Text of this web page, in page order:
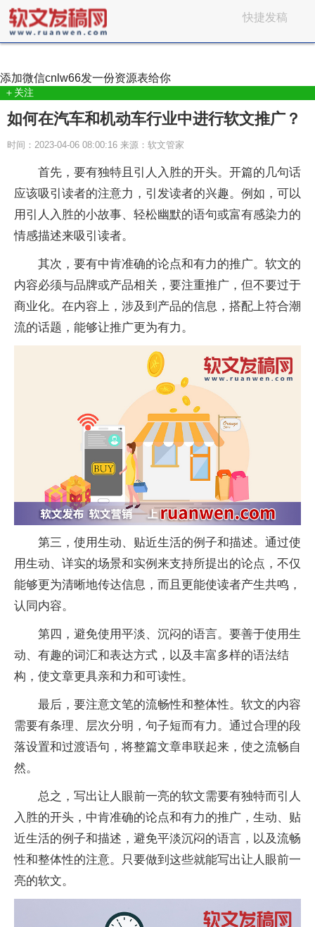
快捷发稿
添加微信cnlw66发一份资源表给你
＋关注
如何在汽车和机动车行业中进行软文推广？
时间：2023-04-06 08:00:16 来源：软文管家
首先，要有独特且引人入胜的开头。开篇的几句话
应该吸引读者的注意力，引发读者的兴趣。例如，可以
用引人入胜的小故事、轻松幽默的语句或富有感染力的
情感描述来吸引读者。
其次，要有中肯准确的论点和有力的推广。软文的
内容必须与品牌或产品相关，要注重推广，但不要过于
商业化。在内容上，涉及到产品的信息，搭配上符合潮
流的话题，能够让推广更为有力。
第三，使用生动、贴近生活的例子和描述。通过使
用生动、详实的场景和实例来支持所提出的论点，不仅
能够更为清晰地传达信息，而且更能使读者产生共鸣，
认同内容。
第四，避免使用平淡、沉闷的语言。要善于使用生
动、有趣的词汇和表达方式，以及丰富多样的语法结
构，使文章更具亲和力和可读性。
最后，要注意文笔的流畅性和整体性。软文的内容
需要有条理、层次分明，句子短而有力。通过合理的段
落设置和过渡语句，将整篇文章串联起来，使之流畅自
然。
总之，写出让人眼前一亮的软文需要有独特而引人
入胜的开头，中肯准确的论点和有力的推广，生动、贴
近生活的例子和描述，避免平淡沉闷的语言，以及流畅
性和整体性的注意。只要做到这些就能写出让人眼前一
亮的软文。